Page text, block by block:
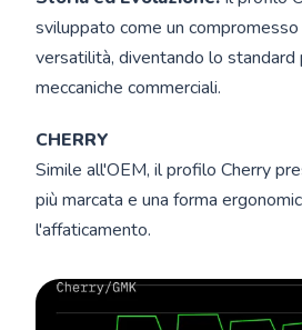
sviluppato come un
versatilità, diventando lo
meccaniche commerciali.
CHERRY
Simile all'OEM, il profilo Cherry
più marcata e una forma
l'affaticamento.